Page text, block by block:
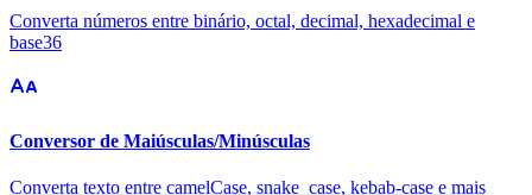
Converta números entre binário, octal, decimal, hexadecimal e
base36
Conversor de Maiúsculas/Minúsculas
Converta texto entre camelCase, snake_case, kebab-case e mais